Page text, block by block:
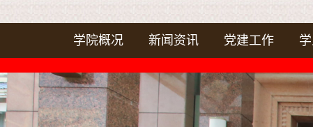
学院概况 新闻资讯 党建工作